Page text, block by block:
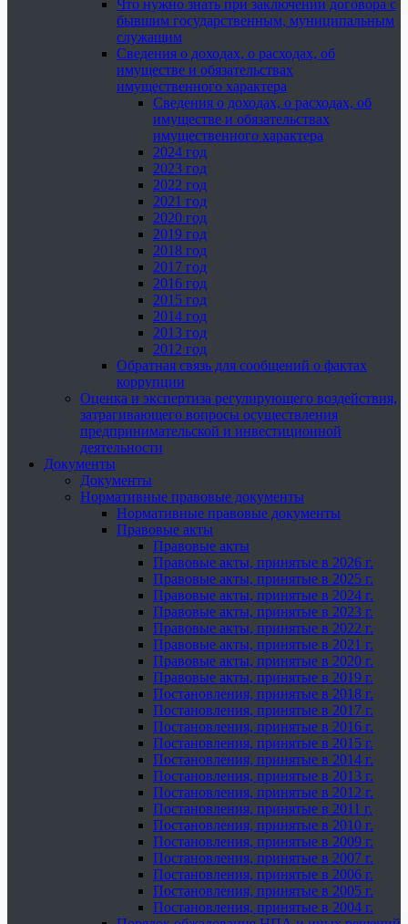
Что нужно знать при заключении договора с
бывшим государственным, муниципальным
служащим
Сведения о доходах, о расходах, об
имуществе и обязательствах
имущественного характера
Сведения о доходах, о расходах, об
имуществе и обязательствах
имущественного характера
2024 год
2023 год
2022 год
2021 год
2020 год
2019 год
2018 год
2017 год
2016 год
2015 год
2014 год
2013 год
2012 год
Обратная связь для сообщений о фактах
коррупции
Оценка и экспертиза регулирующего воздействия,
затрагивающего вопросы осуществления
предпринимательской и инвестиционной
деятельности
Документы
Документы
Нормативные правовые документы
Нормативные правовые документы
Правовые акты
Правовые акты
Правовые акты, принятые в 2026 г.
Правовые акты, принятые в 2025 г.
Правовые акты, принятые в 2024 г.
Правовые акты, принятые в 2023 г.
Правовые акты, принятые в 2022 г.
Правовые акты, принятые в 2021 г.
Правовые акты, принятые в 2020 г.
Правовые акты, принятые в 2019 г.
Постановления, принятые в 2018 г.
Постановления, принятые в 2017 г.
Постановления, принятые в 2016 г.
Постановления, принятые в 2015 г.
Постановления, принятые в 2014 г.
Постановления, принятые в 2013 г.
Постановления, принятые в 2012 г.
Постановления, принятые в 2011 г.
Постановления, принятые в 2010 г.
Постановления, принятые в 2009 г.
Постановления, принятые в 2007 г.
Постановления, принятые в 2006 г.
Постановления, принятые в 2005 г.
Постановления, принятые в 2004 г.